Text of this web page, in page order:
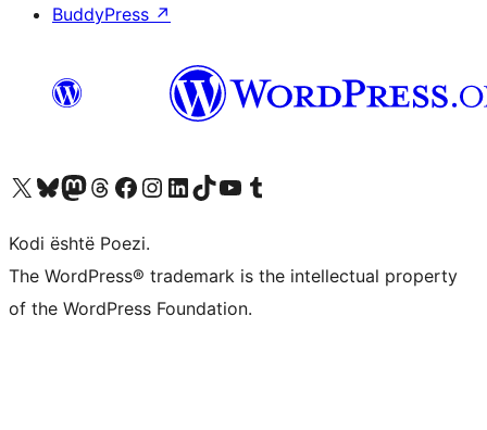
BuddyPress ↗
Vizitoni llogarinë tonë X (ish Twitter)
Vizitoni llogarinë tonë Bluesky
Vizitoni llogarinë tonë Mastodon
Vizitoni llogarinë tonë Threads
Vizitoni faqen tonë në Facebook
Vizitoni llogarinë tonë Instagram
Vizitoni llogarinë tonë LinkedIn
Vizitoni llogarinë tonë TikTok
Vizitoni kanalin tonë YouTube
Vizitoni llogarinë tonë Tumblr
Kodi është Poezi.
The WordPress® trademark is the intellectual property
of the WordPress Foundation.